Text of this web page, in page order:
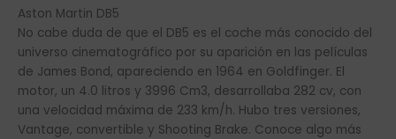
Aston Martin DB5
No cabe duda de que el DB5 es el coche más conocido del
universo cinematográfico por su aparición en las películas
de James Bond, apareciendo en 1964 en Goldfinger. El
motor, un 4.0 litros y 3996 Cm3, desarrollaba 282 cv, con
una velocidad máxima de 233 km/h.​ Hubo tres versiones,
Vantage, convertible y Shooting Brake. Conoce algo más